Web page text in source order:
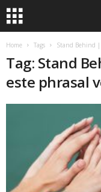
Home Tags Stand Behind |
Tag: Stand
este phrasal